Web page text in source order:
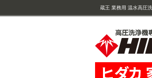
蔵王 業務用 温水高圧